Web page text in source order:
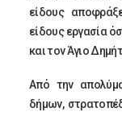
είδους
είδους εργασία
και τον Άγιο
Από την
δήμων,